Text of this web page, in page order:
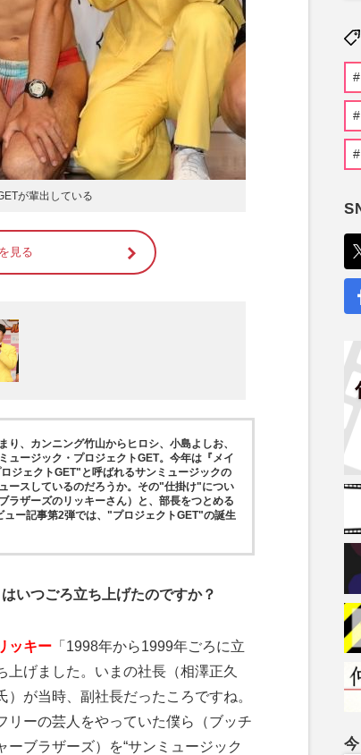
が輩出している
見る
り、カンニング竹山からヒロシ、小島よしお、
ュージック・プロジェクトGET。今年は『メイ
ジェクトGET"と呼ばれるサンミュージックの
ースしているのだろうか。その"仕掛け"につい
ラザーズのリッキーさん）と、部長をつとめる
ー記事第2弾では、"プロジェクトGET"の誕生
いつごろ立ち上げたのですか？
ッキー 「1998年から1999年ごろに立
上げました。いまの社長（相澤正久
）が当時、副社長だったころですね。
リーの芸人をやっていた僕ら（ブッチ
ーブラザーズ）を“サンミュージック